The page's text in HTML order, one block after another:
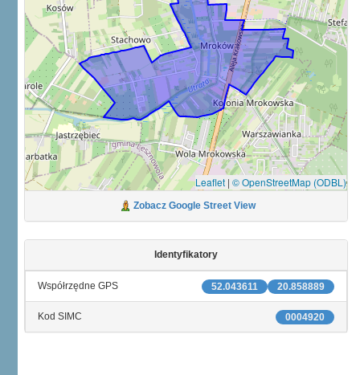
Leaflet | © OpenStreetMap (ODBL)
Zobacz Google Street View
Identyfikatory
20.858889
52.043611
Współrzędne GPS
0004920
Kod SIMC